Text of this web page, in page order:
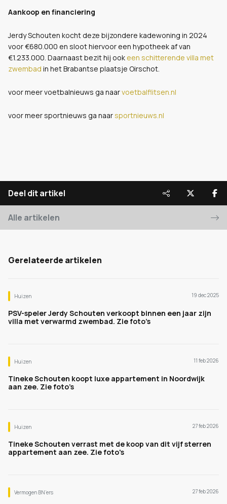
Aankoop en financiering
Jerdy Schouten kocht deze bijzondere kadewoning in 2024
voor €680.000 en sloot hiervoor een hypotheek af van
€1.233.000. Daarnaast bezit hij ook een schitterende villa met
zwembad in het Brabantse plaatsje Oirschot.
voor meer voetbalnieuws ga naarvoetbalflitsen.nl
voor meer sportnieuws ga naarsportnieuws.nl
Deel dit artikel
Alle artikelen
Gerelateerde artikelen
Huizen 19 dec 2025
PSV-speler Jerdy Schouten verkoopt binnen een jaar zijn
villa met verwarmd zwembad. Zie foto’s
Huizen 11 feb 2026
Tineke Schouten koopt luxe appartement in Noordwijk
aan zee. Zie foto’s
Huizen 27 feb 2026
Tineke Schouten verrast met de koop van dit vijf sterren
appartement aan zee. Zie foto's
Vermogen BN’ers 27 feb 2026